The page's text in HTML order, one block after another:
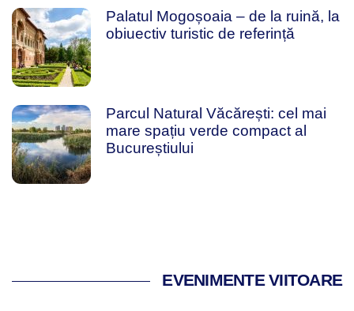
Palatul Mogoșoaia – de la ruină, la
obiuectiv turistic de referință
Parcul Natural Văcărești: cel mai
mare spațiu verde compact al
Bucureștiului
EVENIMENTE VIITOARE